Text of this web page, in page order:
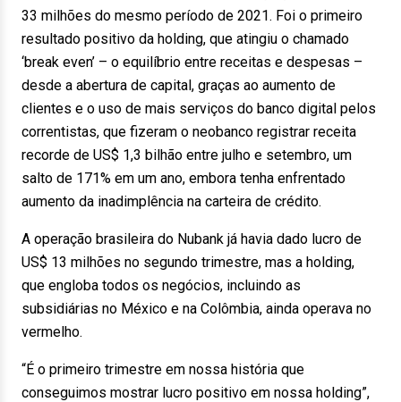
33 milhões do mesmo período de 2021. Foi o primeiro
resultado positivo da holding, que atingiu o chamado
‘break even’ – o equilíbrio entre receitas e despesas –
desde a abertura de capital, graças ao aumento de
clientes e o uso de mais serviços do banco digital pelos
correntistas, que fizeram o neobanco registrar receita
recorde de US$ 1,3 bilhão entre julho e setembro, um
salto de 171% em um ano, embora tenha enfrentado
aumento da inadimplência na carteira de crédito.
A operação brasileira do Nubank já havia dado lucro de
US$ 13 milhões no segundo trimestre, mas a holding,
que engloba todos os negócios, incluindo as
subsidiárias no México e na Colômbia, ainda operava no
vermelho.
“É o primeiro trimestre em nossa história que
conseguimos mostrar lucro positivo em nossa holding”,